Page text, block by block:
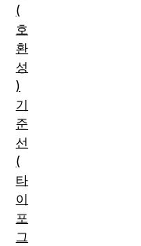
(
호
환
성
)
기
준
선
(
타
이
포
그